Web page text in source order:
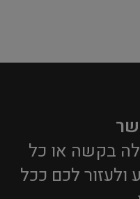
בקשה או כל
לכם ככל